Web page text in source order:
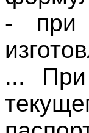
- при
... При